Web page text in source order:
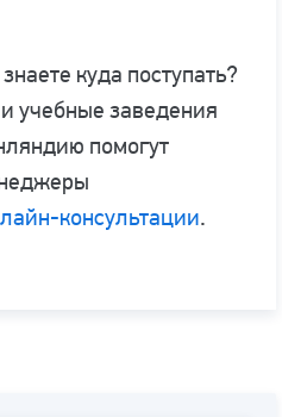
куда поступать?
учебные заведения
помогут
консультации.